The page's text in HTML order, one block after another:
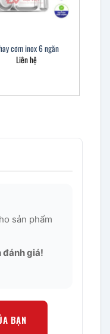
cơm inox 6 ngăn
Liên hệ
sản phẩm
đánh giá!
BẠN